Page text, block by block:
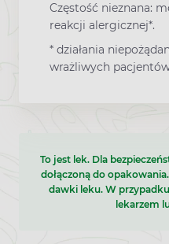
Częstość nieznana:
reakcji alergicznej*.
* działania
wrażliwych
To jest lek. Dla
dołączoną do
dawki leku. W
lekarzem